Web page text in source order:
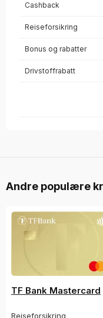
Cashback
Reiseforsikring
Bonus og rabatter
Drivstoffrabatt
Andre populære
TF Bank Mastercard
Reiseforsikring